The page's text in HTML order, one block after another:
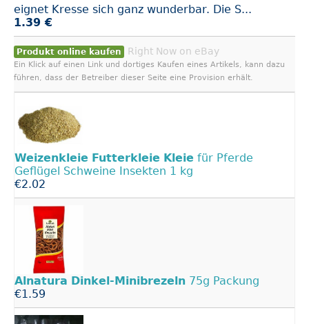
eignet Kresse sich ganz wunderbar. Die S...
1.39 €
Produkt online kaufen Right Now on eBay
Ein Klick auf einen Link und dortiges Kaufen eines Artikels, kann dazu
führen, dass der Betreiber dieser Seite eine Provision erhält.
Weizenkleie Futterkleie Kleie für Pferde
Geflügel Schweine Insekten 1 kg
€2.02
Alnatura Dinkel-Minibrezeln 75g Packung
€1.59